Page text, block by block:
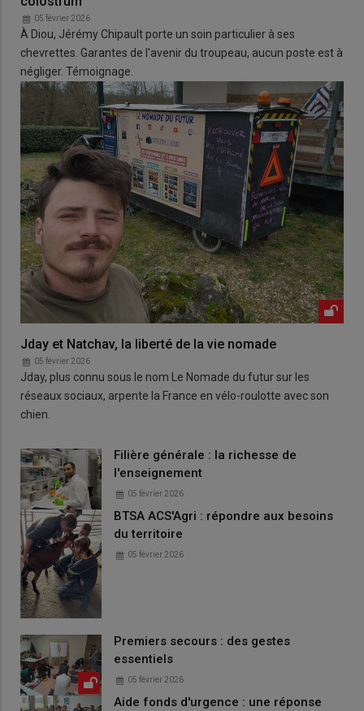
05 février 2026
À Diou, Jérémy Chipault porte un soin particulier à ses
chevrettes. Garantes de l'avenir du troupeau, aucun poste est à
négliger. Témoignage.
Jday et Natchav, la liberté de la vie nomade
05 février 2026
Jday, plus connu sous le nom Le Nomade du futur sur les
réseaux sociaux, arpente la France en vélo-roulotte avec son
chien.
Filière générale : la richesse de
l'enseignement
05 février 2026
BTSA ACS'Agri : répondre aux besoins
du territoire
05 février 2026
Premiers secours : des gestes
essentiels
05 février 2026
Aide fonds d'urgence : une réponse